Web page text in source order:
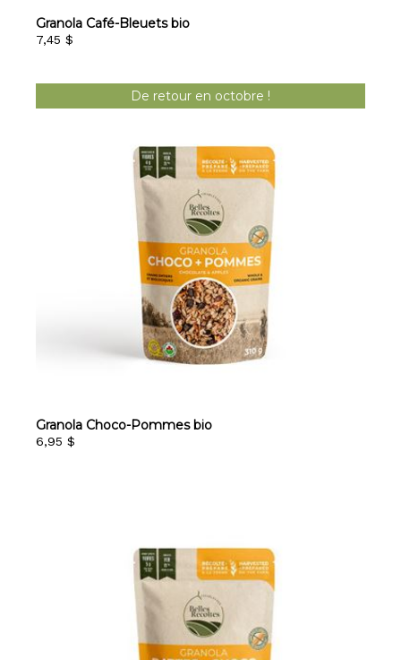
Granola Café-Bleuets bio
7,45 $
De retour en octobre !
Granola Choco-Pommes bio
6,95 $